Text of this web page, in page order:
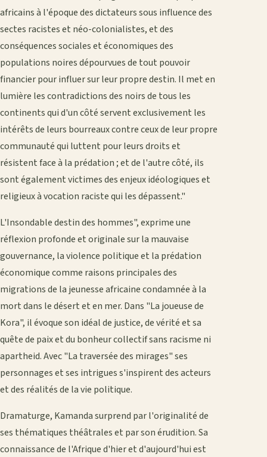
africains à l'époque des dictateurs sous influence des
sectes racistes et néo-colonialistes, et des
conséquences sociales et économiques des
populations noires dépourvues de tout pouvoir
financier pour influer sur leur propre destin. Il met en
lumière les contradictions des noirs de tous les
continents qui d'un côté servent exclusivement les
intérêts de leurs bourreaux contre ceux de leur propre
communauté qui luttent pour leurs droits et
résistent face à la prédation ; et de l'autre côté, ils
sont également victimes des enjeux idéologiques et
religieux à vocation raciste qui les dépassent."
L'Insondable destin des hommes", exprime une
réflexion profonde et originale sur la mauvaise
gouvernance, la violence politique et la prédation
économique comme raisons principales des
migrations de la jeunesse africaine condamnée à la
mort dans le désert et en mer. Dans "La joueuse de
Kora", il évoque son idéal de justice, de vérité et sa
quête de paix et du bonheur collectif sans racisme ni
apartheid. Avec "La traversée des mirages" ses
personnages et ses intrigues s'inspirent des acteurs
et des réalités de la vie politique.
Dramaturge, Kamanda surprend par l'originalité de
ses thématiques théâtrales et par son érudition. Sa
connaissance de l'Afrique d'hier et d'aujourd'hui est